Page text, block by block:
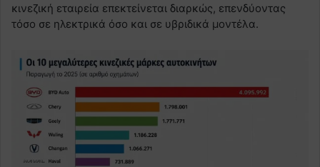
κινεζική εταιρεία επεκτείνεται διαρκώς, επενδύοντας
τόσο σε ηλεκτρικά όσο και σε υβριδικά μοντέλα.